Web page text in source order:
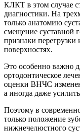
КЛКТ в этом случае
диагностики. На
только анатомию
смещение суставной
признаки
поверхностях.
Это особенно важно
ортодонтическое
оценки ВНЧС
а иногда даже
Поэтому в
только положение
нижнечелюстного